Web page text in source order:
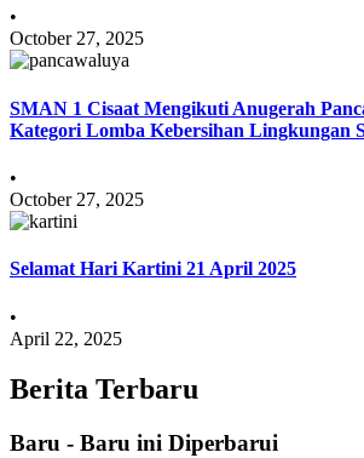
•
October 27, 2025
SMAN 1 Cisaat Mengikuti Anugerah
Kategori Lomba Kebersihan Lingkungan
•
October 27, 2025
Selamat Hari Kartini 21 April 2025
•
April 22, 2025
Berita Terbaru
Baru - Baru ini Diperbarui